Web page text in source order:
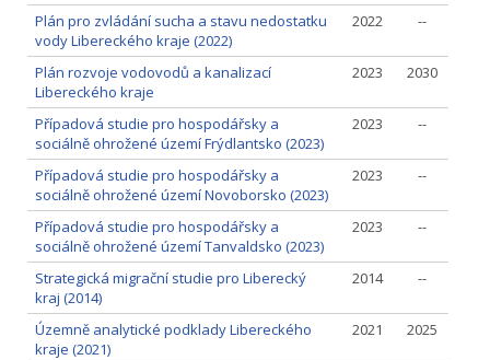
Plán pro zvládání sucha a stavu nedostatku
vody Libereckého kraje (2022)
2022 --
Plán rozvoje vodovodů a kanalizací
Libereckého kraje
2023 2030
Případová studie pro hospodářsky a
sociálně ohrožené území Frýdlantsko (2023)
2023 --
Případová studie pro hospodářsky a
sociálně ohrožené území Novoborsko (2023)
2023 --
Případová studie pro hospodářsky a
sociálně ohrožené území Tanvaldsko (2023)
2023 --
Strategická migrační studie pro Liberecký
kraj (2014)
2014 --
Územně analytické podklady Libereckého
kraje (2021)
2021 2025